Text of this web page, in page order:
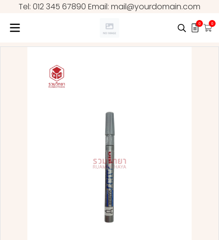
Tel: 012 345 67890 Email: mail@yourdomain.com
0 0